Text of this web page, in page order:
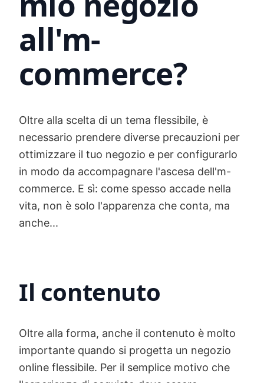
Quali sono i
consigli per
preparare il
mio negozio
all'm-
commerce?
in modo da accompagnare l'ascesa dell'm-